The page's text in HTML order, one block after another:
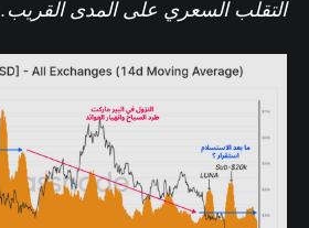
التقلب السعري على المدى القريب.